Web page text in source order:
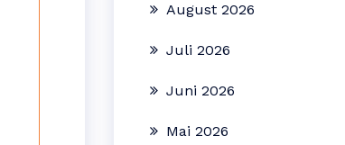
August 2026
Juli 2026
Juni 2026
Mai 2026